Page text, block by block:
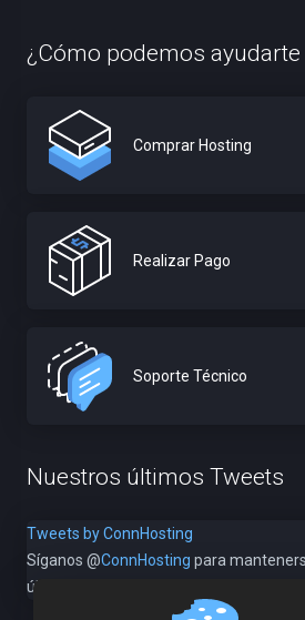
¿Cómo podemos ayudarte
Comprar Hosting
Realizar Pago
Soporte Técnico
Nuestros últimos Tweets
Tweets by ConnHosting
Síganos @ConnHosting para
últimas noticias & ofertas